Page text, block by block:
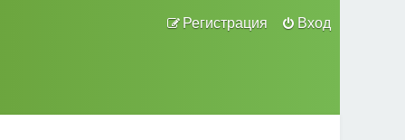
Вход
Регистрация